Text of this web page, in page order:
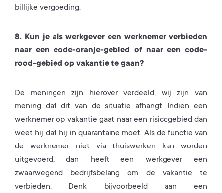
billijke vergoeding.
8. Kun je als werkgever een werknemer verbieden
naar een code-oranje-gebied of naar een code-
rood-gebied op vakantie te gaan?
De meningen zijn hierover verdeeld, wij zijn van
mening dat dit van de situatie afhangt. Indien een
werknemer op vakantie gaat naar een risicogebied dan
weet hij dat hij in quarantaine moet. Als de functie van
de werknemer niet via thuiswerken kan worden
uitgevoerd, dan heeft een werkgever een
zwaarwegend bedrijfsbelang om de vakantie te
verbieden. Denk bijvoorbeeld aan een